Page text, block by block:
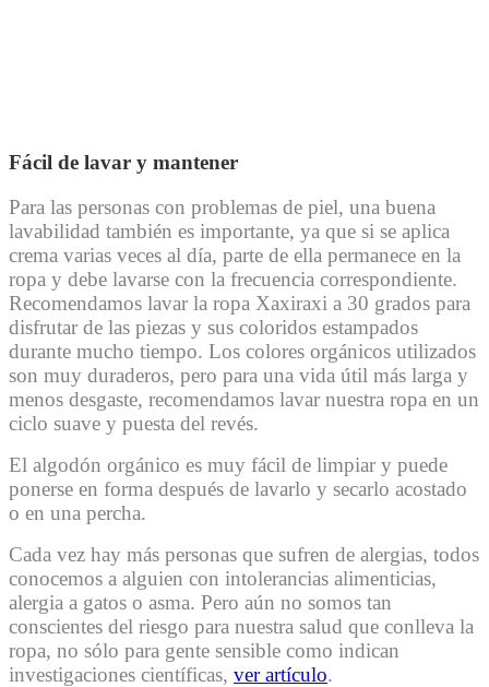
Fácil de lavar y mantener
Para las personas con problemas de piel, una buena
lavabilidad también es importante, ya que si se aplica
crema varias veces al día, parte de ella permanece en la
ropa y debe lavarse con la frecuencia correspondiente.
Recomendamos lavar la ropa Xaxiraxi a 30 grados para
disfrutar de las piezas y sus coloridos estampados
durante mucho tiempo. Los colores orgánicos utilizados
son muy duraderos, pero para una vida útil más larga y
menos desgaste, recomendamos lavar nuestra ropa en un
ciclo suave y puesta del revés.
El algodón orgánico es muy fácil de limpiar y puede
ponerse en forma después de lavarlo y secarlo acostado
o en una percha.
Cada vez hay más personas que sufren de alergias, todos
conocemos a alguien con intolerancias alimenticias,
alergia a gatos o asma. Pero aún no somos tan
conscientes del riesgo para nuestra salud que conlleva la
ropa, no sólo para gente sensible como indican
investigaciones científicas, ver artículo.